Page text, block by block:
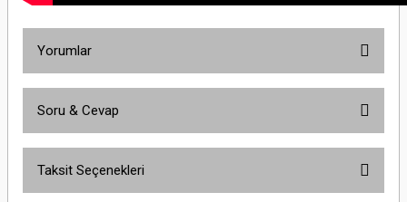
Yorumlar
Soru & Cevap
Taksit Seçenekleri